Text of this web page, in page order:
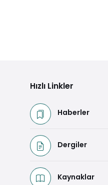
Hızlı Linkler
Haberler
Dergiler
Kaynaklar